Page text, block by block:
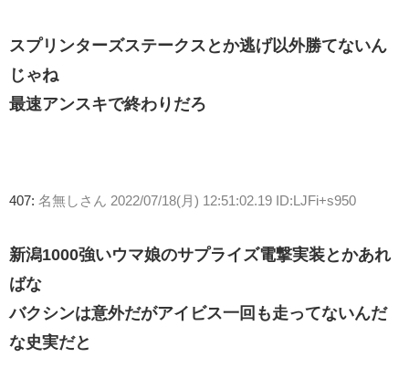
スプリンターズステークスとか逃げ以外勝てないん
じゃね
最速アンスキで終わりだろ
407: 名無しさん 2022/07/18(月) 12:51:02.19 ID:LJFi+s950
新潟1000強いウマ娘のサプライズ電撃実装とかあれ
ばな
バクシンは意外だがアイビス一回も走ってないんだ
な史実だと